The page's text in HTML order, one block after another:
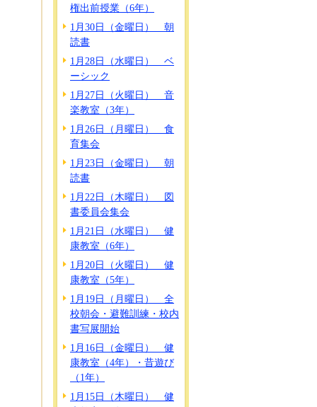
権出前授業（6年）
1月30日（金曜日） 朝
読書
1月28日（水曜日） ベ
ーシック
1月27日（火曜日） 音
楽教室（3年）
1月26日（月曜日） 食
育集会
1月23日（金曜日） 朝
読書
1月22日（木曜日） 図
書委員会集会
1月21日（水曜日） 健
康教室（6年）
1月20日（火曜日） 健
康教室（5年）
1月19日（月曜日） 全
校朝会・避難訓練・校内
書写展開始
1月16日（金曜日） 健
康教室（4年）・昔遊び
（1年）
1月15日（木曜日） 健